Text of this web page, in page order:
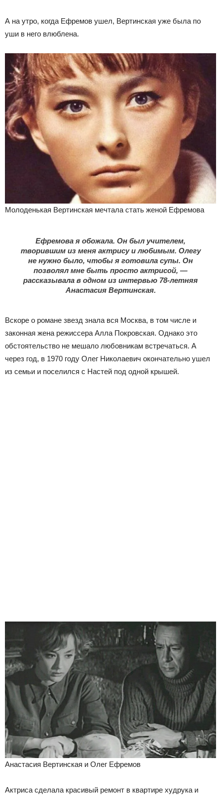
А на утро, когда Ефремов ушел, Вертинская уже была по
уши в него влюблена.
Молоденькая Вертинская мечтала стать женой Ефремова
Ефремова я обожала. Он был учителем,
творившим из меня актрису и любимым. Олегу
не нужно было, чтобы я готовила супы. Он
позволял мне быть просто актрисой, —
рассказывала в одном из интервью 78-летняя
Анастасия Вертинская.
Вскоре о романе звезд знала вся Москва, в том числе и
законная жена режиссера Алла Покровская. Однако это
обстоятельство не мешало любовникам встречаться. А
через год, в 1970 году Олег Николаевич окончательно ушел
из семьи и поселился с Настей под одной крышей.
Анастасия Вертинская и Олег Ефремов
Актриса сделала красивый ремонт в квартире худрука и